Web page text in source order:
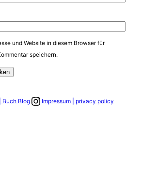
und Website in diesem Browser für
speichern.
Buch BlogLink zum Instagram Account
Impressum | privacy policy